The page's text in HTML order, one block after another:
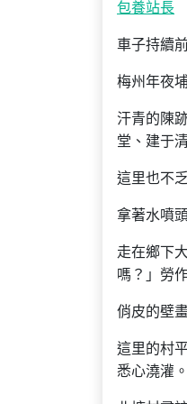
包養站長
車子持續
梅州年夜
汗青的陳
堂、建于
這里也不
拿著水噴
走在鄉下
嗎？」勞
俏皮的壁
這里的村
悉心澆灌